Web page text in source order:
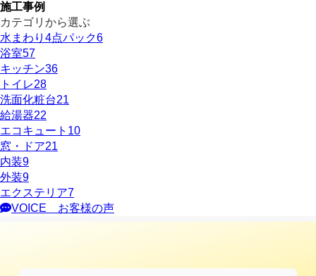
施工事例
カテゴリから選ぶ
水まわり4点パック6
浴室57
キッチン36
トイレ28
洗面化粧台21
給湯器22
エコキュート 10
窓・ドア21
内装9
外装9
エクステリア7
VOICE
お客様の声